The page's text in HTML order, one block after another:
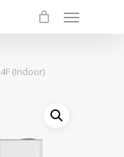
Menu
(Indoor)